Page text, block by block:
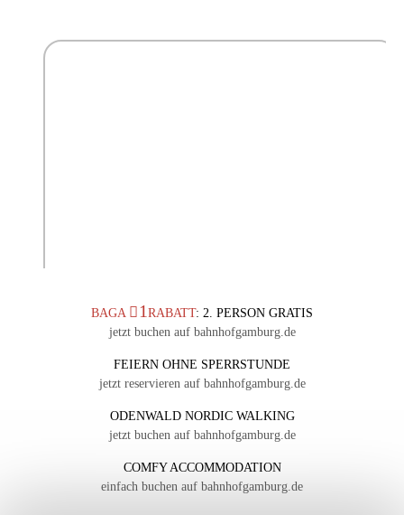
BAGA 1 RABATT: 2. PERSON GRATIS
jetzt buchen auf bahnhofgamburg.de
FEIERN OHNE SPERRSTUNDE
jetzt reservieren auf bahnhofgamburg.de
ODENWALD NORDIC WALKING
jetzt buchen auf bahnhofgamburg.de
COMFY ACCOMMODATION
einfach buchen auf bahnhofgamburg.de